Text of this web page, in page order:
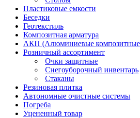
Пластиковые емкости
Беседки
Геотекстиль
Композитная арматура
АКП (Алюминиевые композитные
Розничный ассортимент
Очки защитные
Снегоуборочный инвентарь
Стаканы
Резиновая плитка
Автономные очистные системы
Погреба
Уцененный товар